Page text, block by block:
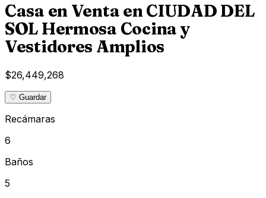
Casa en Venta en CIUDAD DEL
SOL Hermosa Cocina y
Vestidores Amplios
$26,449,268
♡ Guardar
Recámaras
6
Baños
5